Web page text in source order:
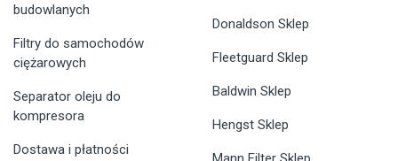
budowlanych
Filtry do samochodów
ciężarowych
Separator oleju do
kompresora
Dostawa i płatności
Donaldson Sklep
Fleetguard Sklep
Baldwin Sklep
Hengst Sklep